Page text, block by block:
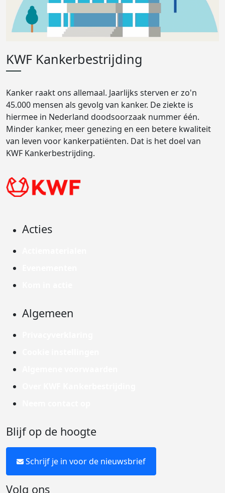
KWF Kankerbestrijding
Kanker raakt ons allemaal. Jaarlijks sterven er zo'n
45.000 mensen als gevolg van kanker. De ziekte is
hiermee in Nederland doodsoorzaak nummer één.
Minder kanker, meer genezing en een betere kwaliteit
van leven voor kankerpatiënten. Dat is het doel van
KWF Kankerbestrijding.
Acties
Algemeen
Blijf op de hoogte
Schrijf je in voor de nieuwsbrief
Volg ons